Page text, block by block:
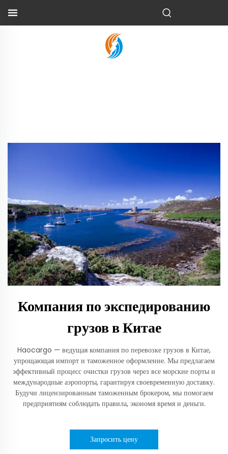
Компания по экспедированию
грузов в Китае
Haocargo — ведущая компания по перевозке грузов в Китае,
упрощающая импорт и таможенное оформление. Мы предлагаем
эффективный процесс очистки грузов через все морские порты и
международные аэропорты, гарантируя своевременную доставку.
Будучи лицензированным таможенным брокером, мы помогаем
предприятиям соблюдать правила, экономя время и деньги.
Запросить цену